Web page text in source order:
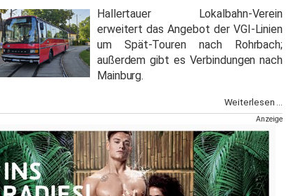
Hallertauer Lokalbahn-Verein
erweitert das Angebot der VGI-Linien
um Spät-Touren nach Rohrbach;
außerdem gibt es Verbindungen nach
Mainburg.
Weiterlesen ...
Anzeige